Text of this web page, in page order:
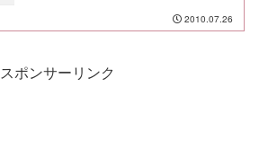
ームリゾット、モヤシのナムル、その他
もろもろ
2010.07.26
スポンサーリンク